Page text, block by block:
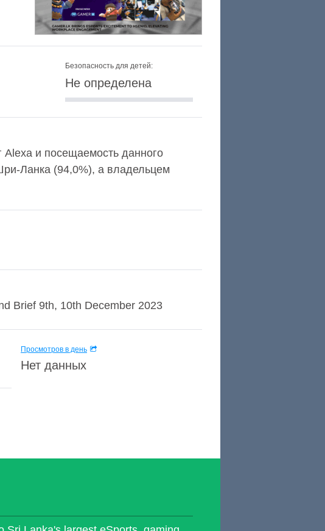
Безопасность для детей:
Не определена
Alexa и посещаемость данного
Ланка (94,0%), а владельцем
Brief 9th, 10th December 2023
Просмотров в день
Нет данных